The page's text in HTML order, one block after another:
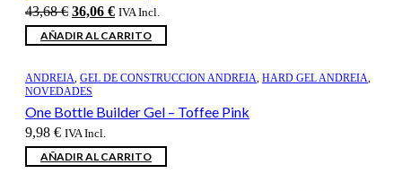
43,68€ El
precio
original
43,68 €.
36,06 €El
precio
actual
36,06 €.
IVA Incl.
AÑADIR AL CARRITO
ANDREIA, GEL DE CONSTRUCCION ANDREIA, HARD GEL ANDREIA,
NOVEDADES
One Bottle Builder Gel – Toffee Pink
9,98 € IVA Incl.
AÑADIR AL CARRITO